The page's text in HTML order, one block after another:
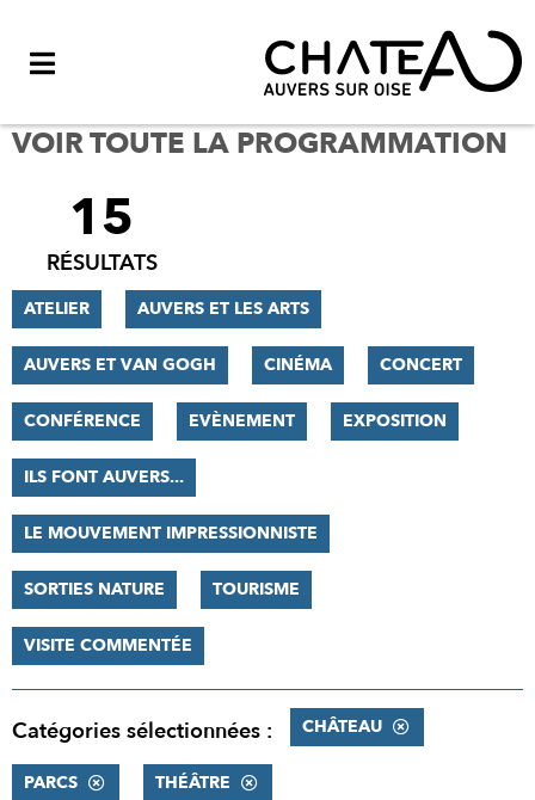
VOIR TOUTE LA PROGRAMMATION
FILTRER
RÉSULTATS
15
RÉSULTATS
ATELIER AUVERS ET LES ARTS
AUVERS ET VAN GOGH CINÉMA CONCERT
CONFÉRENCE EVÈNEMENT EXPOSITION
ILS FONT AUVERS...
LE MOUVEMENT IMPRESSIONNISTE
SORTIES NATURE TOURISME
VISITE COMMENTÉE
Catégories sélectionnées : CHÂTEAU
PARCS THÉÂTRE